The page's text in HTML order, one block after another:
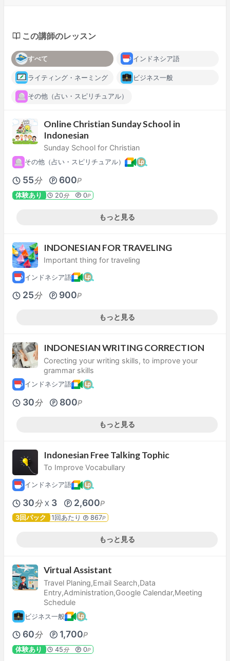
この講師のレッスン
すべて インドネシア語
ライティング・ネーミング ビジネス一般
その他（占い・スピリチュアル）
Online Christian Sunday School in
Indonesian
Sunday School for Christian
その他（占い・スピリチュアル）
55分 600P
体験あり 20分 0P
もっと見る
INDONESIAN FOR TRAVELING
Important thing for traveling
インドネシア語
25分 900P
もっと見る
INDONESIAN WRITING CORRECTION
Corecting your writing skills, to improve your
grammar skills
インドネシア語
30分 800P
もっと見る
Indonesian Free Talking Tophic
To Improve Vocabullary
インドネシア語
30分 X 3 2,600P
3回パック 1回あたり 867P
もっと見る
Virtual Assistant
Travel Planing,Email Search,Data
Entry,Administration,Google Calendar,Meeting
Schedule
ビジネス一般
60分 1,700P
体験あり 45分 0P